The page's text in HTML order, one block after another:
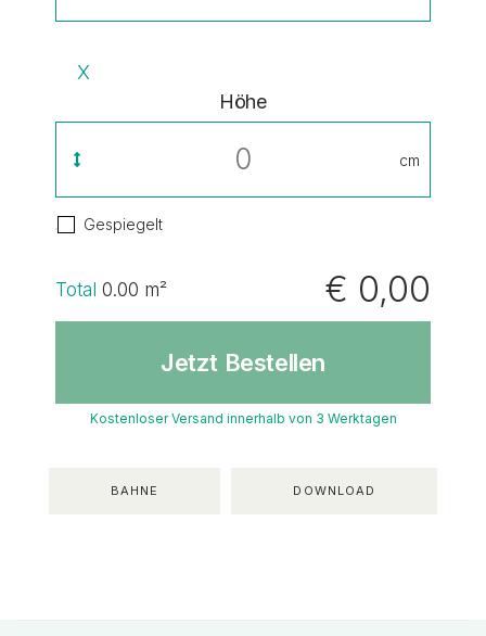
X
Höhe
cm
Gespiegelt
Total 0.00 m² € 0,00
Jetzt Bestellen
Kostenloser Versand innerhalb von 3 Werktagen
BAHNE DOWNLOAD